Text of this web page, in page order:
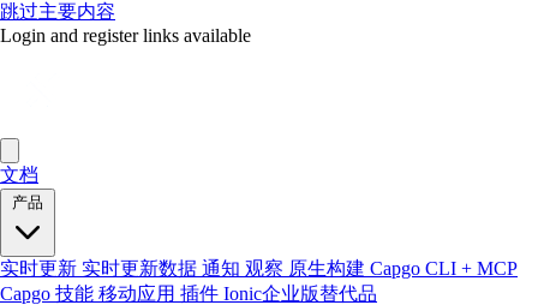
跳过主要内容
Login and register links available
文档
产品
实时更新 实时更新数据 通知 观察 原生构建 Capgo CLI + MCP
Capgo 技能 移动应用 插件 Ionic企业版替代品